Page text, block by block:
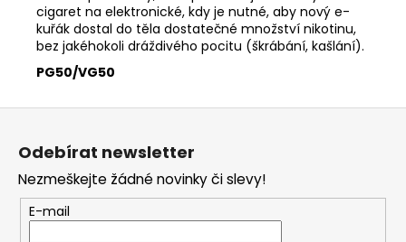
cigaret na elektronické, kdy je nutné, aby nový e-
kuřák dostal do těla dostatečné množství nikotinu,
bez jakéhokoli dráždivého pocitu (škrábání, kašlání).
PG50/VG50
Odebírat newsletter
Nezmeškejte žádné novinky či slevy!
E-mail